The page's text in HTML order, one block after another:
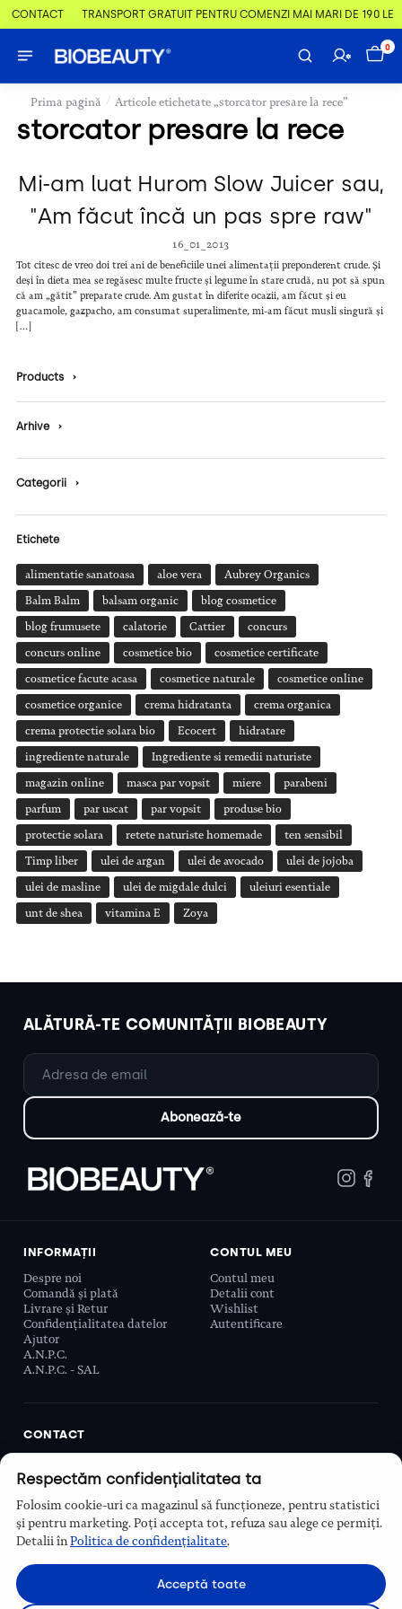
CONTACT TRANSPORT GRATUIT PENTRU COMENZI MAI MARI DE 190 LEI
0
Prima pagină / Articole etichetate „storcator presare la rece”
storcator presare la rece
Mi-am luat Hurom Slow Juicer sau,
"Am făcut încă un pas spre raw"
16_01_2013
Tot citesc de vreo doi trei ani de beneficiile unei alimentații preponderent crude. Și
deși în dieta mea se regăsesc multe fructe și legume în stare crudă, nu pot să spun
că am „gătit” preparate crude. Am gustat în diferite ocazii, am făcut și eu
guacamole, gazpacho, am consumat superalimente, mi-am făcut musli singură și
[…]
Products ›
Arhive ›
Categorii ›
Etichete
alimentatie sanatoasa aloe vera Aubrey Organics
Balm Balm balsam organic blog cosmetice
blog frumusete calatorie Cattier concurs
concurs online cosmetice bio cosmetice certificate
cosmetice facute acasa cosmetice naturale cosmetice online
cosmetice organice crema hidratanta crema organica
crema protectie solara bio Ecocert hidratare
ingrediente naturale Ingrediente si remedii naturiste
magazin online masca par vopsit miere parabeni
parfum par uscat par vopsit produse bio
protectie solara retete naturiste homemade ten sensibil
Timp liber ulei de argan ulei de avocado ulei de jojoba
ulei de masline ulei de migdale dulci uleiuri esentiale
unt de shea vitamina E Zoya
ALĂTURĂ-TE COMUNITĂȚII BIOBEAUTY
INFORMAȚII
Despre noi
Comandă și plată
Livrare și Retur
Confidențialitatea datelor
Ajutor
A.N.P.C.
A.N.P.C. - SAL
CONTUL MEU
Contul meu
Detalii cont
Wishlist
Autentificare
CONTACT
Sector 6, București, România
Program
Luni–Vineri, 9:00 – 16:00
Respectăm confidențialitatea ta
Folosim cookie-uri ca magazinul să funcționeze, pentru statistici
și pentru marketing. Poți accepta tot, refuza sau alege ce permiți.
Detalii înPolitica de confidențialitate.
Acceptă toate